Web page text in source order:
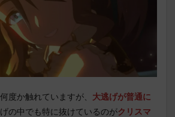
度か触れていますが、 大逃げが普通に
の中でも特に抜けているのがクリスマ